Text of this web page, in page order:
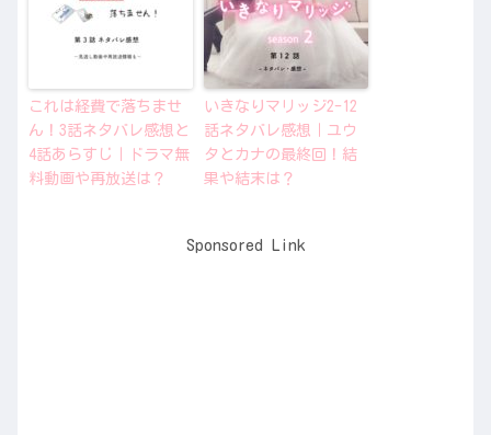
これは経費で落ちませ
ん！3話ネタバレ感想と
4話あらすじ｜ドラマ無
料動画や再放送は？
いきなりマリッジ2-12
話ネタバレ感想｜ユウ
タとカナの最終回！結
果や結末は？
Sponsored Link